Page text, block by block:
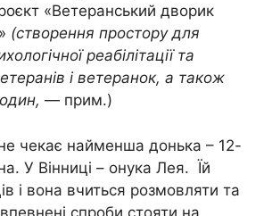
«Ветеранський дворик
(створення простору для
реабілітації та
і ветеранок, а також
, — прим.)
чекає найменша донька – 12-
У Вінниці – онука Лея. Їй
і вона вчиться розмовляти та
спроби стояти на